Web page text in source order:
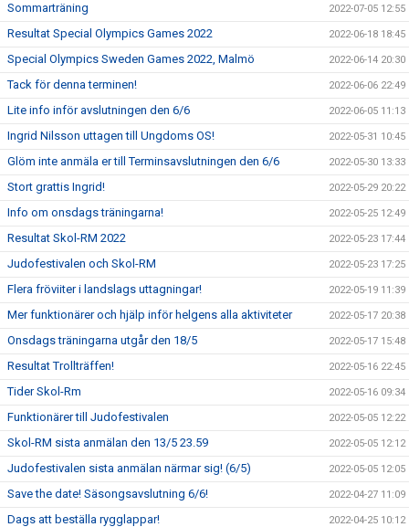
Sommarträning 2022-07-05 12:55
Resultat Special Olympics Games 2022 2022-06-18 18:45
Special Olympics Sweden Games 2022, Malmö 2022-06-14 20:30
Tack för denna terminen! 2022-06-06 22:49
Lite info inför avslutningen den 6/6 2022-06-05 11:13
Ingrid Nilsson uttagen till Ungdoms OS! 2022-05-31 10:45
Glöm inte anmäla er till Terminsavslutningen den 6/6 2022-05-30 13:33
Stort grattis Ingrid! 2022-05-29 20:22
Info om onsdags träningarna! 2022-05-25 12:49
Resultat Skol-RM 2022 2022-05-23 17:44
Judofestivalen och Skol-RM 2022-05-23 17:25
Flera fröviiter i landslags uttagningar! 2022-05-19 11:39
Mer funktionärer och hjälp inför helgens alla aktiviteter 2022-05-17 20:38
Onsdags träningarna utgår den 18/5 2022-05-17 15:48
Resultat Trollträffen! 2022-05-16 22:45
Tider Skol-Rm 2022-05-16 09:34
Funktionärer till Judofestivalen 2022-05-05 12:22
Skol-RM sista anmälan den 13/5 23.59 2022-05-05 12:12
Judofestivalen sista anmälan närmar sig! (6/5) 2022-05-05 12:05
Save the date! Säsongsavslutning 6/6! 2022-04-27 11:09
Dags att beställa rygglappar! 2022-04-25 10:12